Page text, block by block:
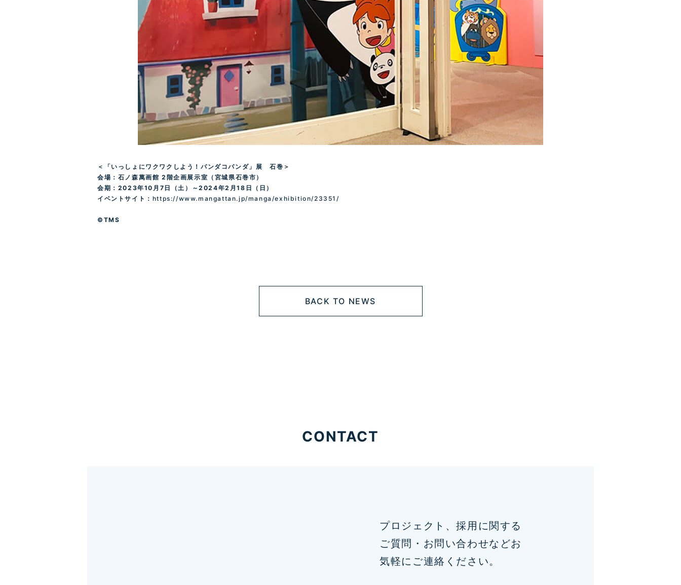
＜「いっしょにワクワクしよう！パンダコパンダ」展 石巻＞
会場：石ノ森萬画館 2 階企画展示室（宮城県石巻市）
会期： 2023年10 月 7 日（土）～2024年2 月18 日（日）
イベントサイト： https://www.mangattan.jp/manga/exhibition/23351/
©TMS
BACK TO NEWS
CONTACT
プロジェクト、採用に関する
ご質問・お問い合わせなどお
気軽にご連絡ください。